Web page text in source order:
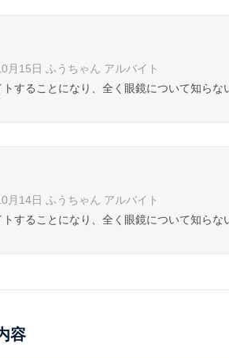
月15日 ふうちゃん アルバイト
することになり、全く眼鏡について知ら
月14日 ふうちゃん アルバイト
することになり、全く眼鏡について知ら
容